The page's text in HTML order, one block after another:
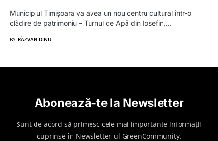
Municipiul Timișoara va avea un nou centru cultural într-o
clădire de patrimoniu – Turnul de Apă din Iosefin,…
BY RĂZVAN DINU
Abonează-te la Newsletter
Sunt de acord să primesc cele mai importante informații
cuprinse în Newsletter-ul GreenCommunity.